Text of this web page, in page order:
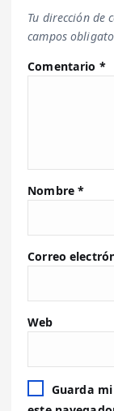
Tu dirección de
campos
Comentario *
Nombre*
Correo
Web
Guarda